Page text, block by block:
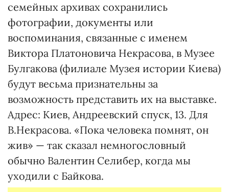
семейных архивах сохранились
фотографии, документы или
воспоминания, связанные с именем
Виктора Платоновича Некрасова, в Музее
Булгакова (филиале Музея истории Киева)
будут весьма признательны за
возможность представить их на выставке.
Адрес: Киев, Андреевский спуск, 13. Для
В.Некрасова. «Пока человека помнят, он
жив» — так сказал немногословный
обычно Валентин Селибер, когда мы
уходили с Байкова.